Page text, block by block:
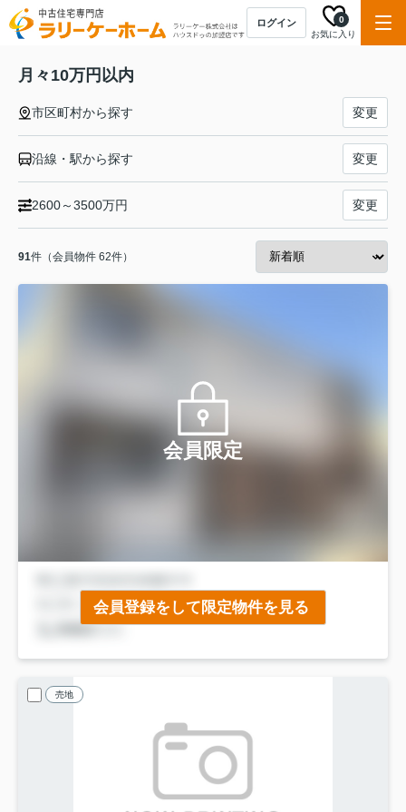
ログイン
お気に入り
0
月々10万円以内
市区町村から探す 変更
沿線・駅から探す 変更
2600～3500万円 変更
91件（会員物件 62件）
会員限定
会員登録をして限定物件を見る
売地